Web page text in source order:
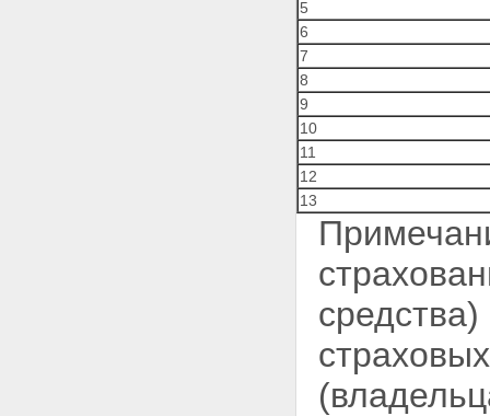
5
6
7
8
9
10
11
12
13